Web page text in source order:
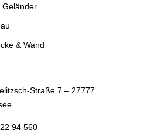
Geländer
& Wand
Straße 7 – 27777
94 560